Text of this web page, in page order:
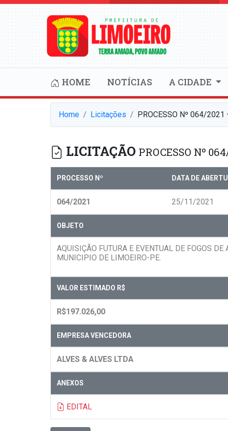
HOME NOTÍCIAS A CIDADE
Home Licitações PROCESSO Nº 064/
LICITAÇÃO PROCESSO Nº
PROCESSO Nº DATA DE
064/2021 25/11/2021
OBJETO
AQUISIÇÃO FUTURA E EVENTUAL DE FOGOS
MUNICIPIO DE LIMOEIRO-PE.
VALOR ESTIMADO R$
R$197.026,00
EMPRESA VENCEDORA
ALVES & ALVES LTDA
ANEXOS
EDITAL